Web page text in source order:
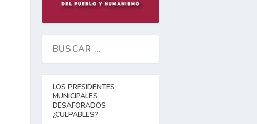
LOS PRESIDENTES
MUNICIPALES
DESAFORADOS
¿CULPABLES?